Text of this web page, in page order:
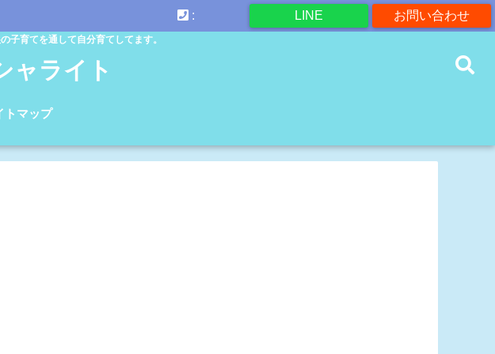
お問い合わせ
LINE
:
子育てを通して自分育てしてます。
ャライト
トマップ